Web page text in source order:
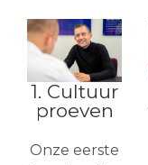
1. Cultuur
proeven
Onze eerste